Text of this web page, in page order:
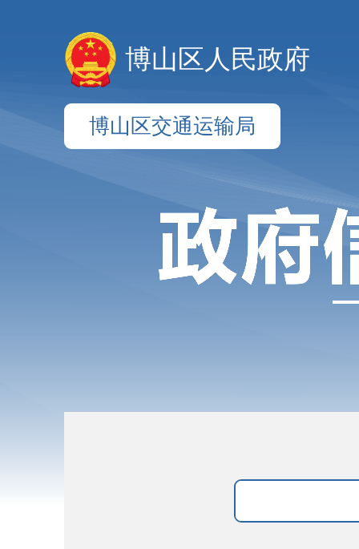
博山区人民政府
博山区交通运输局